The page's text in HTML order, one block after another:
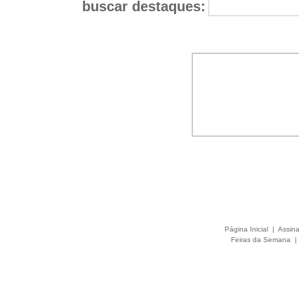
buscar destaques:
Página Inicial |
Feiras da Semana
|